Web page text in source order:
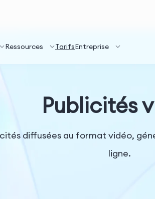
Ressources TarifsEntreprise
Publicités
diffusées au format vidéo,
ligne.